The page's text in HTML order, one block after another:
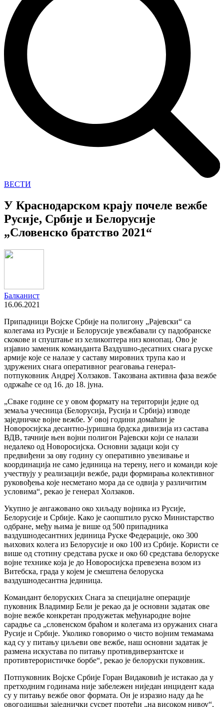
ВЕСТИ
У Краснодарском крају почеле вежбе
Русије, Србије и Белорусије
„Словенско братство 2021“
Балканист
16.06.2021
Припадници Војске Србије на полигону „Рајевски“ са
колегама из Русије и Белорусије увежбавали су падобранске
скокове и спуштање из хеликоптера низ конопац. Ово је
изјавио заменик команданта Ваздушно-десатних снага руске
армије које се налазе у саставу мировних трупа као и
здружених снага оперативног реаговања генерал-
потпуковник Андреј Хoлзаков. Такозвана активна фаза вежбе
одржаће се од 16. до 18. јуна.
„Сваке године се у овом формату на територији једне од
земаља учесница (Белорусија, Русија и Србија) изводе
заједничке војне вежбе. У овој години домаћин је
Новоросијска десантно-јуришна брдска дивизија из састава
ВДВ, тачније њен војни полигон Рајевски који се налази
недалеко од Новоросијска. Основни задаци који су
предвиђени за ову годину су оперативно увезивање и
координација не само јединица на терену, него и команди које
учествују у реализацији вежбе, ради формирања колективног
руковођења које несметано мора да се одвија у различитим
условима“, рекао је генерал Холзаков.
Укупно је ангажовано око хиљаду војника из Русије,
Белорусије и Србије. Како је саопштило руско Министарство
одбране, међу њима је више од 500 припадника
ваздушнодесантних јединица Руске Федерације, око 300
њихових колега из Белорусије и око 100 из Србије. Користи се
више од стотину средстава руске и око 60 средстава белоруске
војне технике која је до Новоросијска превезена возом из
Витебска, града у којем је смештена белоруска
ваздушнодесантна јединица.
Командант белоруских Снага за специјалне операције
пуковник Владимир Бели је рекао да је основни задатак ове
војне вежбе конкретан продужетак међународне војне
сарадње са „словенском браћом и колегама из оружаних снага
Русије и Србије. Уколико говоримо о чисто војним темамама
кад су у питању циљеви ове вежбе, наш основни задатак је
размена искустава по питању противдиверзантске и
противтерористичке борбе“, рекао је белоруски пуковник.
Потпуковник Војске Србије Горан Видаковић је истакао да у
претходним годинама није забележен ниједан инцидент када
су у питању вежбе овог формата. Он је изразио наду да ће
овогодишњи заједнички сусрет протећи „на високом нивоу“,